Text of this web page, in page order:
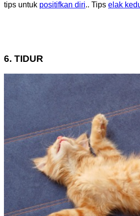
tips untuk positifkan diri.. Tips elak
6. TIDUR